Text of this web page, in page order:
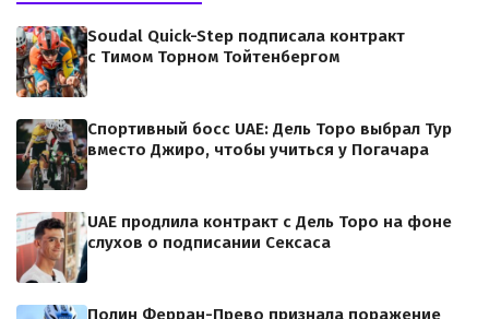
Soudal Quick-Step подписала контракт
с Тимом Торном Тойтенбергом
Спортивный босс UAE: Дель Торо выбрал Тур
вместо Джиро, чтобы учиться у Погачара
UAE продлила контракт с Дель Торо на фоне
слухов о подписании Сексаса
Полин Ферран-Прево признала поражение